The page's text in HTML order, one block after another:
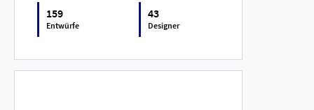
159
Entwürfe
43
Designer